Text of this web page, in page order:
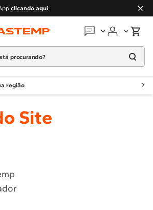
clicando aqui
Em que podemos
Atendimento Brastemp
região
Site